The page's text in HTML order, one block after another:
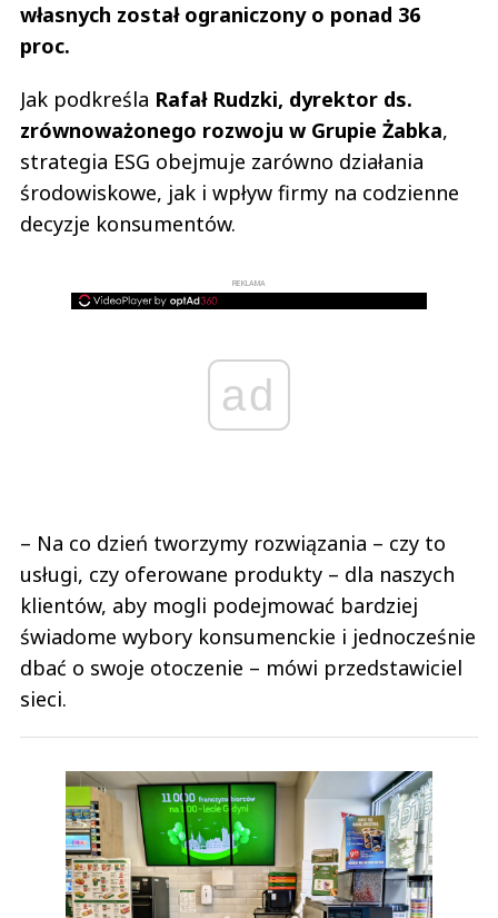
własnych został ograniczony o ponad 36
proc.
Jak podkreśla Rafał Rudzki, dyrektor ds.
zrównoważonego rozwoju w Grupie Żabka,
strategia ESG obejmuje zarówno działania
środowiskowe, jak i wpływ firmy na codzienne
decyzje konsumentów.
REKLAMA
ad
– Na co dzień tworzymy rozwiązania – czy to
usługi, czy oferowane produkty – dla naszych
klientów, aby mogli podejmować bardziej
świadome wybory konsumenckie i jednocześnie
dbać o swoje otoczenie – mówi przedstawiciel
sieci.